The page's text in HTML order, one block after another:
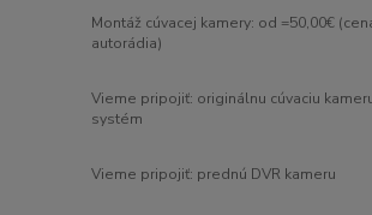
Montáž cúvacej kamery: od =50,00€
autorádia)
Vieme pripojiť: originálnu cúvaciu
systém
Vieme pripojiť: prednú DVR kameru